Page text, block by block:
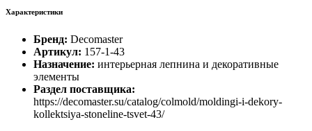
Характеристики
Бренд: Decomaster
Артикул: 157-1-43
Назначение: интерьерная лепнина и декоративные
элементы
Раздел поставщика:
https://decomaster.su/catalog/colmold/moldingi-i-dekory-
kollektsiya-stoneline-tsvet-43/